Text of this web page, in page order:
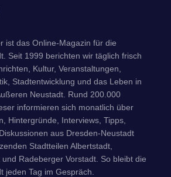
ist das Online-Magazin für die
Seit 1999 berichten wir täglich frisch
Kultur, Veranstaltungen,
Stadtentwicklung und das Leben in
Neustadt. Rund 200.000
informieren sich monatlich über
Hintergründe, Interviews, Tipps,
aus Dresden-Neustadt
Stadtteilen Albertstadt,
Radeberger Vorstadt. So bleibt die
jeden Tag im Gespräch.